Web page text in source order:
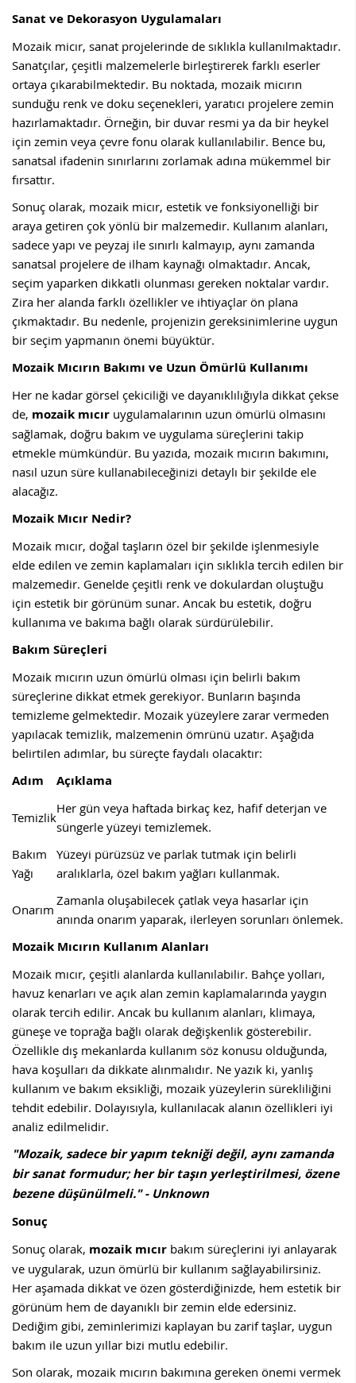
Sanat ve Dekorasyon Uygulamaları
Mozaik micır, sanat projelerinde de sıklıkla kullanılmaktadır.
Sanatçılar, çeşitli malzemelerle birleştirerek farklı eserler
ortaya çıkarabilmektedir. Bu noktada, mozaik micırın
sunduğu renk ve doku seçenekleri, yaratıcı projelere zemin
hazırlamaktadır. Örneğin, bir duvar resmi ya da bir heykel
için zemin veya çevre fonu olarak kullanılabilir. Bence bu,
sanatsal ifadenin sınırlarını zorlamak adına mükemmel bir
fırsattır.
Sonuç olarak, mozaik micır, estetik ve fonksiyonelliği bir
araya getiren çok yönlü bir malzemedir. Kullanım alanları,
sadece yapı ve peyzaj ile sınırlı kalmayıp, aynı zamanda
sanatsal projelere de ilham kaynağı olmaktadır. Ancak,
seçim yaparken dikkatli olunması gereken noktalar vardır.
Zira her alanda farklı özellikler ve ihtiyaçlar ön plana
çıkmaktadır. Bu nedenle, projenizin gereksinimlerine uygun
bir seçim yapmanın önemi büyüktür.
Mozaik Mıcırın Bakımı ve Uzun Ömürlü Kullanımı
Her ne kadar görsel çekiciliği ve dayanıklılığıyla dikkat çekse
de, mozaik mıcır uygulamalarının uzun ömürlü olmasını
sağlamak, doğru bakım ve uygulama süreçlerini takip
etmekle mümkündür. Bu yazıda, mozaik mıcırın bakımını,
nasıl uzun süre kullanabileceğinizi detaylı bir şekilde ele
alacağız.
Mozaik Mıcır Nedir?
Mozaik mıcır, doğal taşların özel bir şekilde işlenmesiyle
elde edilen ve zemin kaplamaları için sıklıkla tercih edilen bir
malzemedir. Genelde çeşitli renk ve dokulardan oluştuğu
için estetik bir görünüm sunar. Ancak bu estetik, doğru
kullanıma ve bakıma bağlı olarak sürdürülebilir.
Bakım Süreçleri
Mozaik mıcırın uzun ömürlü olması için belirli bakım
süreçlerine dikkat etmek gerekiyor. Bunların başında
temizleme gelmektedir. Mozaik yüzeylere zarar vermeden
yapılacak temizlik, malzemenin ömrünü uzatır. Aşağıda
belirtilen adımlar, bu süreçte faydalı olacaktır:
Adım Açıklama
Temizlik
Her gün veya haftada birkaç kez, hafif deterjan ve
süngerle yüzeyi temizlemek.
Bakım
Yağı
Yüzeyi pürüzsüz ve parlak tutmak için belirli
aralıklarla, özel bakım yağları kullanmak.
Onarım
Zamanla oluşabilecek çatlak veya hasarlar için
anında onarım yaparak, ilerleyen sorunları önlemek.
Mozaik Mıcırın Kullanım Alanları
Mozaik mıcır, çeşitli alanlarda kullanılabilir. Bahçe yolları,
havuz kenarları ve açık alan zemin kaplamalarında yaygın
olarak tercih edilir. Ancak bu kullanım alanları, klimaya,
güneşe ve toprağa bağlı olarak değişkenlik gösterebilir.
Özellikle dış mekanlarda kullanım söz konusu olduğunda,
hava koşulları da dikkate alınmalıdır. Ne yazık ki, yanlış
kullanım ve bakım eksikliği, mozaik yüzeylerin sürekliliğini
tehdit edebilir. Dolayısıyla, kullanılacak alanın özellikleri iyi
analiz edilmelidir.
"Mozaik, sadece bir yapım tekniği değil, aynı zamanda
bir sanat formudur; her bir taşın yerleştirilmesi, özene
bezene düşünülmeli." - Unknown
Sonuç
Sonuç olarak, mozaik mıcır bakım süreçlerini iyi anlayarak
ve uygularak, uzun ömürlü bir kullanım sağlayabilirsiniz.
Her aşamada dikkat ve özen gösterdiğinizde, hem estetik bir
görünüm hem de dayanıklı bir zemin elde edersiniz.
Dediğim gibi, zeminlerimizi kaplayan bu zarif taşlar, uygun
bakım ile uzun yıllar bizi mutlu edebilir.
Son olarak, mozaik mıcırın bakımına gereken önemi vermek